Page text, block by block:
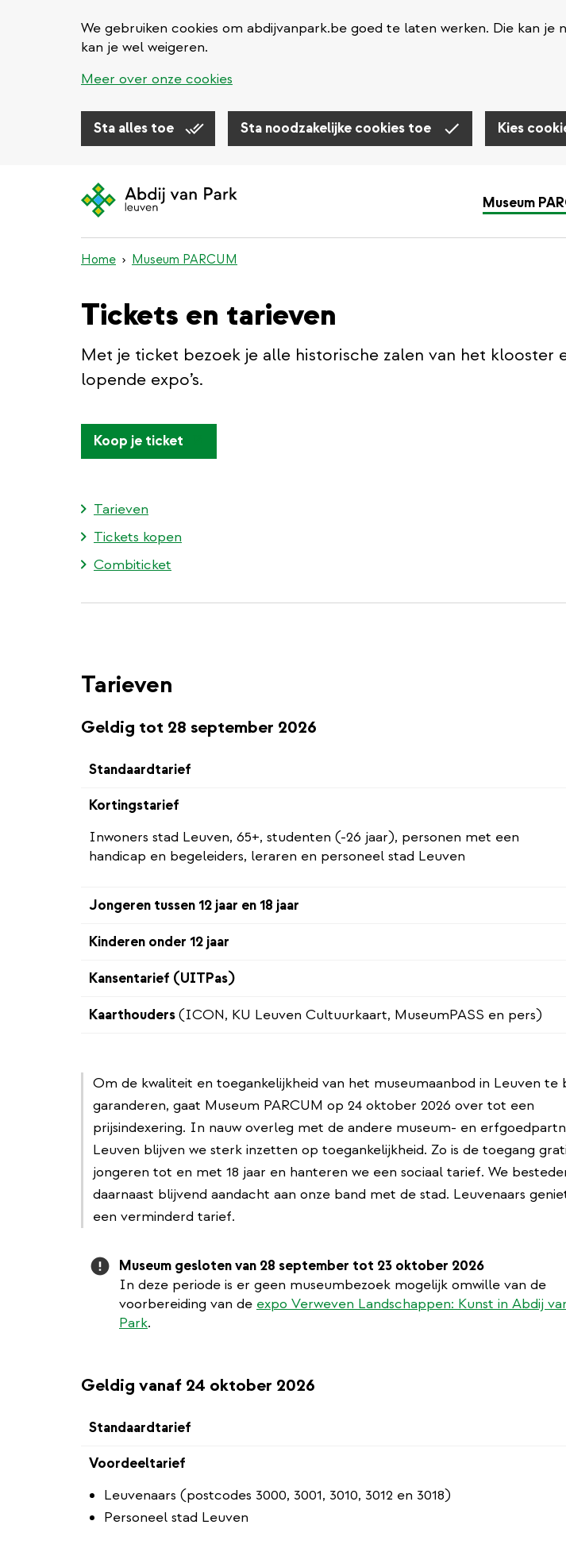
We gebruiken cookies om abdijvanpark.be goed te laten werken. Die kan je
kan je wel weigeren.
Meer over onze cookies
Sta alles toe Sta noodzakelijke cookies toe Kies
Museum
Home Museum PARCUM
Tickets en tarieven
Met je ticket bezoek je alle historische zalen van het klooster
lopende expo’s.
Koop je ticket
link)
Tarieven
Tickets kopen
Combiticket
Tarieven
Geldig tot 28 september 2026
Standaardtarief
Kortingstarief
Inwoners stad Leuven, 65+, studenten (-26 jaar), personen met een
handicap en begeleiders, leraren en personeel stad Leuven
Jongeren tussen 12 jaar en 18 jaar
Kinderen onder 12 jaar
Kansentarief (UITPas)
Kaarthouders(ICON, KU Leuven Cultuurkaart, MuseumPASS en pers)
Om de kwaliteit en toegankelijkheid van het museumaanbod in Leuven te
garanderen, gaat Museum PARCUM op 24 oktober 2026 over tot een
prijsindexering. In nauw overleg met de andere museum- en
Leuven blijven we sterk inzetten op toegankelijkheid. Zo is de toegang
jongeren tot en met 18 jaar en hanteren we een sociaal tarief. We
daarnaast blijvend aandacht aan onze band met de stad. Leuvenaars
een verminderd tarief.
Attention
Museum gesloten van 28 september tot 23 oktober 2026
In deze periode is er geen museumbezoek mogelijk omwille van de
voorbereiding van de expo Verweven Landschappen: Kunst in Abdij
Park.
Geldig vanaf 24 oktober 2026
Standaardtarief
Voordeeltarief
Leuvenaars (postcodes 3000, 3001, 3010, 3012 en 3018)
Personeel stad Leuven